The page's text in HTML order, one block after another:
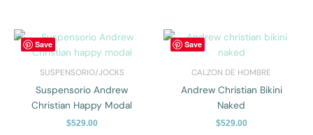
p
p
producto
Save
SUSPENSORIO/JOCKS
Suspensorio Andrew
Christian Happy Modal
$529.00
producto
Save
CALZON DE HOMBRE
Andrew Christian Bikini
Naked
$529.00